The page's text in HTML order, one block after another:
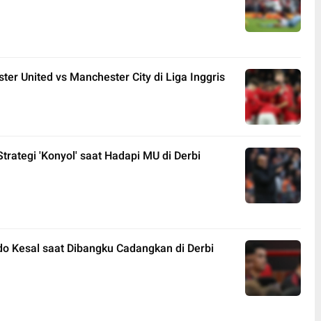
United vs Manchester City di Liga Inggris
'Konyol' saat Hadapi MU di Derbi
Kesal saat Dibangku Cadangkan di Derbi